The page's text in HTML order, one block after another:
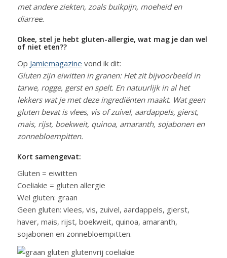
met andere ziekten, zoals buikpijn, moeheid en
diarree.
Okee, stel je hebt gluten-allergie, wat mag je dan wel
of niet eten??
Op Jamiemagazine vond ik dit:
Gluten zijn eiwitten in granen: Het zit bijvoorbeeld in
tarwe, rogge, gerst en spelt. En natuurlijk in al het
lekkers wat je met deze ingrediënten maakt. Wat geen
gluten bevat is vlees, vis of zuivel, aardappels, gierst,
mais, rijst, boekweit, quinoa, amaranth, sojabonen en
zonnebloempitten.
Kort samengevat:
Gluten = eiwitten
Coeliakie = gluten allergie
Wel gluten: graan
Geen gluten: vlees, vis, zuivel, aardappels, gierst,
haver, mais, rijst, boekweit, quinoa, amaranth,
sojabonen en zonnebloempitten.